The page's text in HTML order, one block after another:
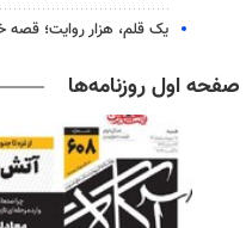
یک قلم، هزار روایت؛ قصه
صفحه اول روزنامه‌ها